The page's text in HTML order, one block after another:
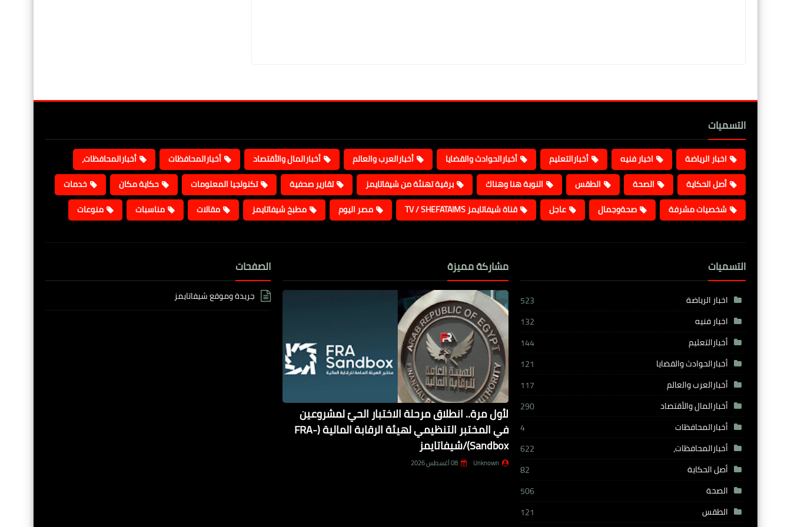
التسميات
اخبار الرياضة اخبار فنيه أخبارالتعليم أخبارالحوادث والقضايا أخبارالعرب والعالم أخبارالمال والأقتصاد أخبارالمحافظات
أخبارالمحافظات،
أصل الحكاية
الصحة الطقس النوبة هنا وهناك برقية تهنئة من شيفاتايمز تقارير صحفية تكنولجيا المعلومات حكاية مكان
خدمات
شخصيات مشرفة
صحةوجمال عاجل قناة شيفاتايمز TV / SHEFATAIMS مصر اليوم مطبخ شيفاتايمز مقالات مناسبات منوعات
التسميات
اخبار الرياضة
523
اخبار فنيه
132
أخبارالتعليم
144
أخبارالحوادث والقضايا
121
أخبارالعرب والعالم
117
أخبارالمال والأقتصاد
290
أخبارالمحافظات
4
أخبارالمحافظات،
622
أصل الحكاية
82
الصحة
506
الطقس
121
مشاركة مميزة
لأول مرة.. انطلاق مرحلة الاختبار الحيّ لمشروعين
في المختبر التنظيمي لهيئة الرقابة المالية (FRA-
Sandbox)/شيفاتايمز
Unknown 08 أغسطس 2026
الصفحات
جريدة وموقع شيفاتايمز